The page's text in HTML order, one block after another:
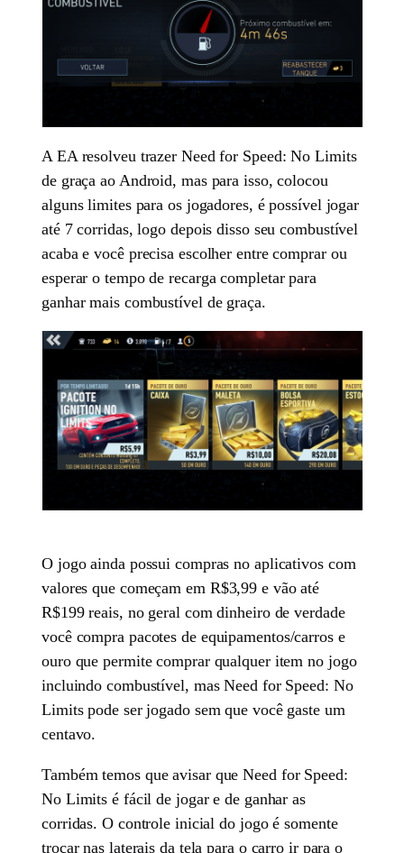
A EA resolveu trazer Need for Speed: No Limits
de graça ao Android, mas para isso, colocou
alguns limites para os jogadores, é possível jogar
até 7 corridas, logo depois disso seu combustível
acaba e você precisa escolher entre comprar ou
esperar o tempo de recarga completar para
ganhar mais combustível de graça.
O jogo ainda possui compras no aplicativos com
valores que começam em R$3,99 e vão até
R$199 reais, no geral com dinheiro de verdade
você compra pacotes de equipamentos/carros e
ouro que permite comprar qualquer item no jogo
incluindo combustível, mas Need for Speed: No
Limits pode ser jogado sem que você gaste um
centavo.
Também temos que avisar que Need for Speed:
No Limits é fácil de jogar e de ganhar as
corridas. O controle inicial do jogo é somente
trocar nas laterais da tela para o carro ir para o